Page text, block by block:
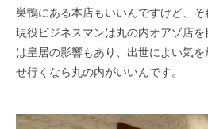
巣鴨にある本店もいいんですけど、そ
現役ビジネスマンは丸の内オアゾ店
は皇居の影響もあり、出世によい気
せ行くなら丸の内がいいんです。